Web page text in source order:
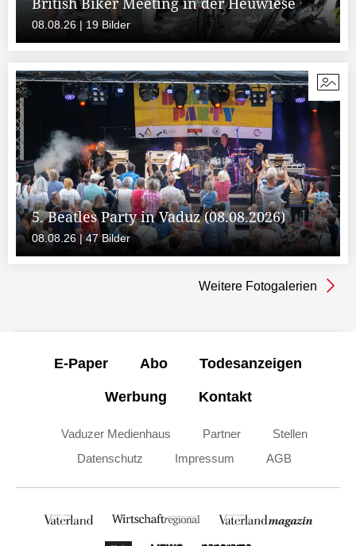
08.08.26 | 19 Bilder
5. Beatles Party in Vaduz (08.08.2026)
08.08.26 | 47 Bilder
Weitere Fotogalerien
E-Paper Abo Todesanzeigen
Werbung Kontakt
Vaduzer Medienhaus Partner
Stellen
Datenschutz
Impressum AGB